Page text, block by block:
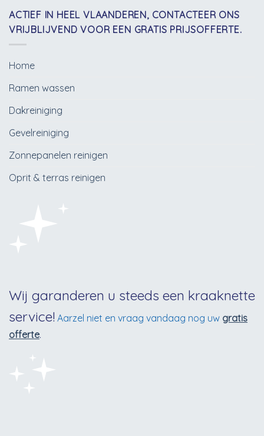
ACTIEF IN HEEL VLAANDEREN, CONTACTEER ONS
VRIJBLIJVEND VOOR EEN GRATIS PRIJSOFFERTE.
Home
Ramen wassen
Dakreiniging
Gevelreiniging
Zonnepanelen reinigen
Oprit & terras reinigen
Wij garanderen u steeds een kraaknette
service! Aarzel niet en vraag vandaag nog uw gratis
offerte.